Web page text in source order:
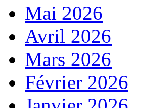
Mai 2026
Avril 2026
Mars 2026
Février 2026